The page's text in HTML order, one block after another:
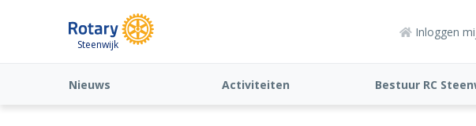
Steenwijk
Inloggen
Nieuws Activiteiten Bestuur RC